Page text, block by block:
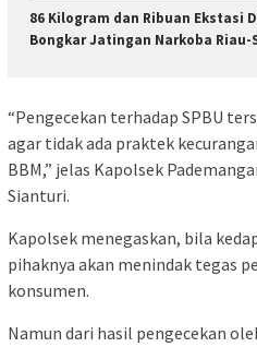
86 Kilogram dan Ribuan Ekstasi
Bongkar Jatingan Narkoba Riau-
“Pengecekan terhadap SPBU
agar tidak ada praktek
BBM,” jelas Kapolsek
Sianturi.
Kapolsek menegaskan, bila
pihaknya akan menindak tegas
konsumen.
Namun dari hasil pengecekan